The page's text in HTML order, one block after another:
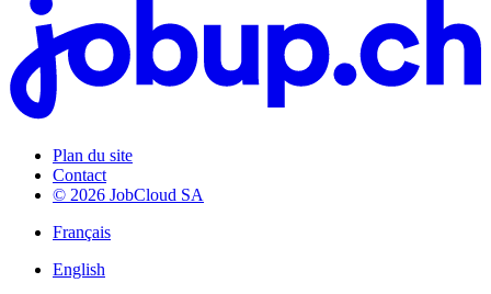
Plan du site
Contact
© 2026 JobCloud SA
Français
English